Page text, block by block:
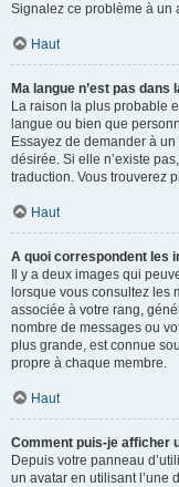
Signalez ce problème à un
Haut
Ma langue n’est pas dans
La raison la plus probable
langue ou bien que
Essayez de demander à
désirée. Si elle n’existe
traduction. Vous trouverez
Haut
A quoi correspondent les
Il y a deux images qui
lorsque vous consultez les
associée à votre rang,
nombre de messages ou
plus grande, est connue
propre à chaque membre.
Haut
Comment puis-je afficher
Depuis votre panneau
un avatar en utilisant l’une